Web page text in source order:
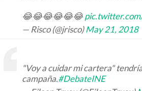
😂😂😂😂😂😂
— Risco (@jrisco)May 21, 2018
"Voy a cuidar mi cartera"
campaña.#DebateINE